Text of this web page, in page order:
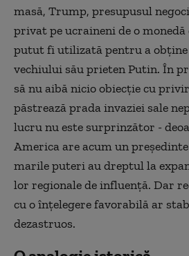
masă, Trump, presupusul
privat pe ucraineni de o
putut fi utilizată pentru a obţine
vechiului său prieten Putin. În
să nu aibă nicio obiecţie cu
păstrează prada invaziei sale
lucru nu este surprinzător -
America are acum un
marile puteri au dreptul la
lor regionale de influenţă. Dar
cu o înţelegere favorabilă ar
dezastruos.